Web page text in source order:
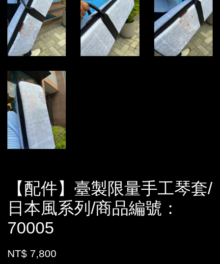
【配件】臺製限量手工琴套/
日本風系列/商品編號：
70005
NT$ 7,800